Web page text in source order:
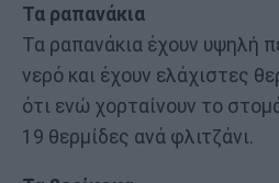
Τα ραπανάκια
Τα ραπανάκια έχουν υψηλή
νερό και έχουν ελάχιστες
ότι ενώ χορταίνουν το
19 θερμίδες ανά φλιτζάνι.